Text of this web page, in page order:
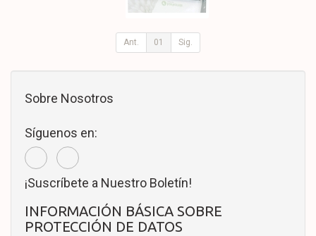
Ant. 01 Sig.
Sobre Nosotros
Síguenos en:
¡Suscríbete a Nuestro Boletín!
INFORMACIÓN BÁSICA SOBRE
PROTECCIÓN DE DATOS